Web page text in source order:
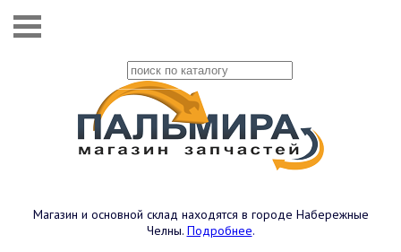
Магазин и основной склад находятся в городе Набережные
Челны. Подробнее.